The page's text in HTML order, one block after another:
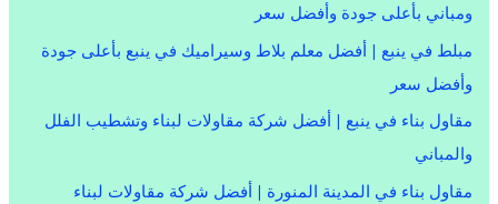
ومباني بأعلى جودة وأفضل سعر
مبلط في ينبع | أفضل معلم بلاط وسيراميك في ينبع بأعلى جودة
وأفضل سعر
مقاول بناء في ينبع | أفضل شركة مقاولات لبناء وتشطيب الفلل
والمباني
مقاول بناء في المدينة المنورة | أفضل شركة مقاولات لبناء